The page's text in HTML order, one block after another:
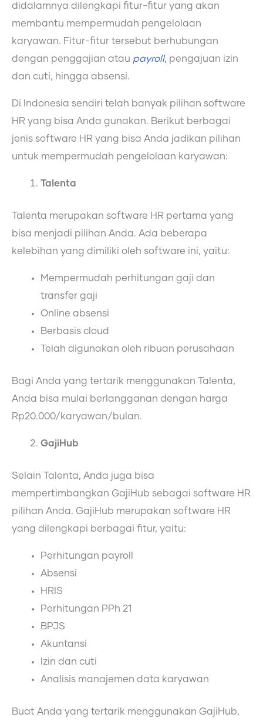
didalamnya dilengkapi fitur-fitur yang akan
membantu mempermudah pengelolaan
karyawan. Fitur-fitur tersebut berhubungan
dengan penggajian atau payroll, pengajuan izin
dan cuti, hingga absensi.
Di Indonesia sendiri telah banyak pilihan software
HR yang bisa Anda gunakan. Berikut berbagai
jenis software HR yang bisa Anda jadikan pilihan
untuk mempermudah pengelolaan karyawan:
Talenta
Talenta merupakan software HR pertama yang
bisa menjadi pilihan Anda. Ada beberapa
kelebihan yang dimiliki oleh software ini, yaitu:
Mempermudah perhitungan gaji dan
transfer gaji
Online absensi
Berbasis cloud
Telah digunakan oleh ribuan perusahaan
Bagi Anda yang tertarik menggunakan Talenta,
Anda bisa mulai berlangganan dengan harga
Rp20.000/karyawan/bulan.
GajiHub
Selain Talenta, Anda juga bisa
mempertimbangkan GajiHub sebagai software HR
pilihan Anda. GajiHub merupakan software HR
yang dilengkapi berbagai fitur, yaitu:
Perhitungan payroll
Absensi
HRIS
Perhitungan PPh 21
BPJS
Akuntansi
Izin dan cuti
Analisis manajemen data karyawan
Buat Anda yang tertarik menggunakan GajiHub,